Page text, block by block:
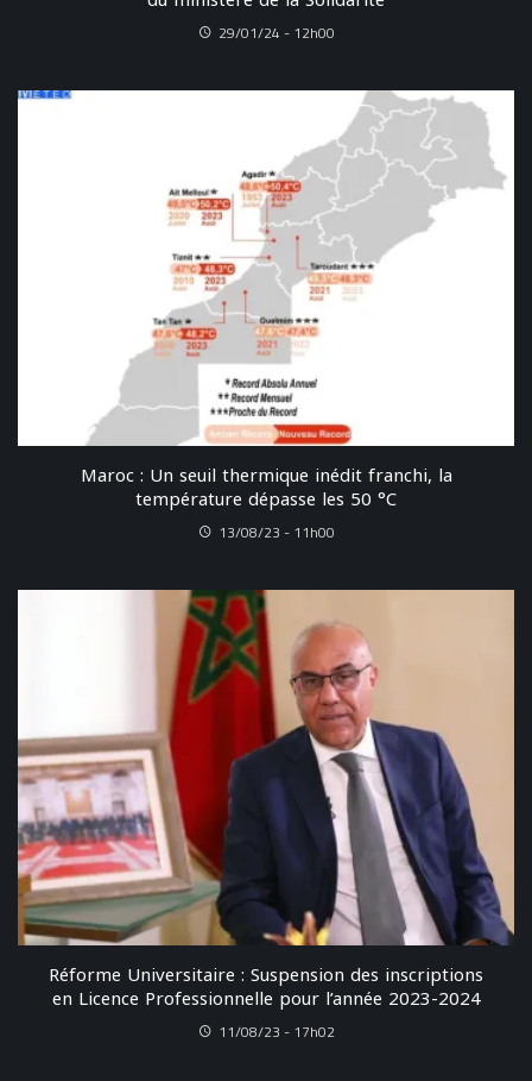
29/01/24 - 12h00
Maroc : Un seuil thermique inédit franchi, la
température dépasse les 50 °C
13/08/23 - 11h00
Réforme Universitaire : Suspension des inscriptions
en Licence Professionnelle pour l’année 2023-2024
11/08/23 - 17h02